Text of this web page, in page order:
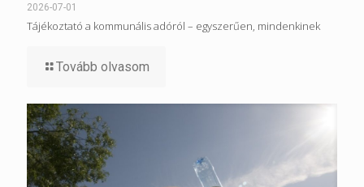
2026-07-01
Tájékoztató a kommunális adóról – egyszerűen, mindenkinek
Tovább olvasom